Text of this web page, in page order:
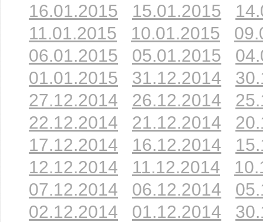
16.01.2015
15.01.2015
11.01.2015
10.01.2015
06.01.2015
05.01.2015
01.01.2015
31.12.2014
27.12.2014
26.12.2014
22.12.2014
21.12.2014
17.12.2014
16.12.2014
12.12.2014
11.12.2014
07.12.2014
06.12.2014
02.12.2014
01.12.2014